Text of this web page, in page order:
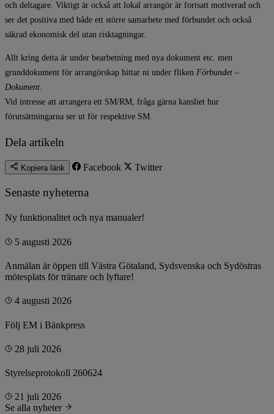
och deltagare. Viktigt är också att lokal arrangör är fortsatt motiverad och
ser det positiva med både ett större samarbete med förbundet och också
säkrad ekonomisk del utan risktagningar.
Allt kring detta är under bearbetning med nya dokument etc. men
grunddokument för arrangörskap hittar ni under fliken Förbundet –
Dokument.
Vid intresse att arrangera ett SM/RM, fråga gärna kansliet hur
förutsättningarna ser ut för respektive SM.
Dela artikeln
Kopiera länk Facebook Twitter
Senaste nyheterna
Ny funktionalitet och nya manualer!
5 augusti 2026
Anmälan är öppen till Västra Götaland, Sydsvenska och Sydöstras
mötesplats för tränare och lyftare!
4 augusti 2026
Följ EM i Bänkpress
28 juli 2026
Styrelseprotokoll 260624
21 juli 2026
Se alla nyheter